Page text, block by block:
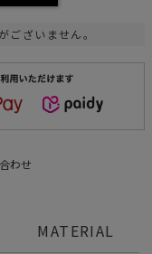
ございません。
わせ
MATERIAL